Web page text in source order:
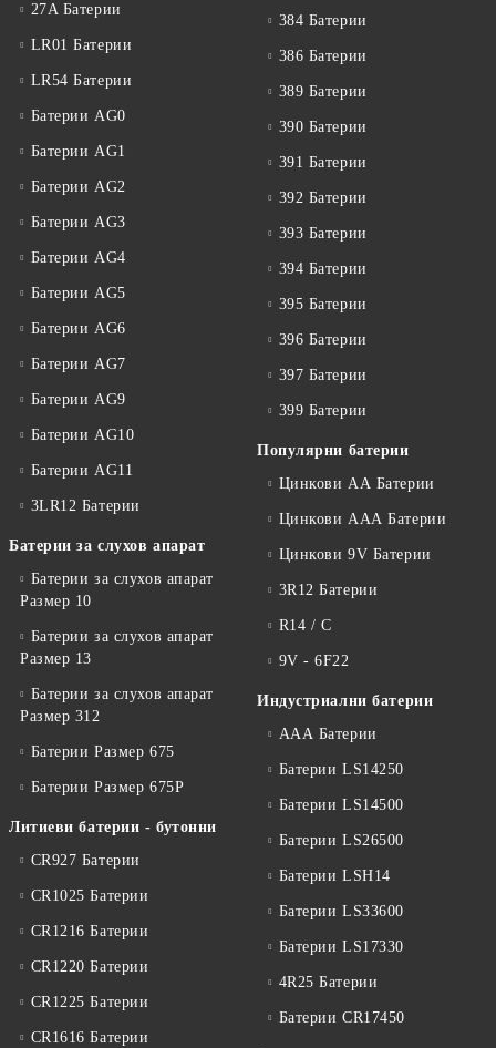
27A Батерии
LR01 Батерии
LR54 Батерии
Батерии AG0
Батерии AG1
Батерии AG2
Батерии AG3
Батерии AG4
Батерии AG5
Батерии AG6
Батерии AG7
Батерии AG9
Батерии AG10
Батерии AG11
3LR12 Батерии
Батерии за слухов апарат
Батерии за слухов апарат
Размер 10
Батерии за слухов апарат
Размер 13
Батерии за слухов апарат
Размер 312
Батерии Размер 675
Батерии Размер 675P
Литиеви батерии - бутонни
CR927 Батерии
CR1025 Батерии
CR1216 Батерии
CR1220 Батерии
CR1225 Батерии
CR1616 Батерии
384 Батерии
386 Батерии
389 Батерии
390 Батерии
391 Батерии
392 Батерии
393 Батерии
394 Батерии
395 Батерии
396 Батерии
397 Батерии
399 Батерии
Популярни батерии
Цинкови АА Батерии
Цинкови ААА Батерии
Цинкови 9V Батерии
3R12 Батерии
R14 / C
9V - 6F22
Индустриални батерии
ААА Батерии
Батерии LS14250
Батерии LS14500
Батерии LS26500
Батерии LSH14
Батерии LS33600
Батерии LS17330
4R25 Батерии
Батерии CR17450